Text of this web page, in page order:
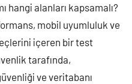
hangi alanları kapsamalı?
mobil uyumluluk ve
içeren bir test
tarafında,
ve veritabanı